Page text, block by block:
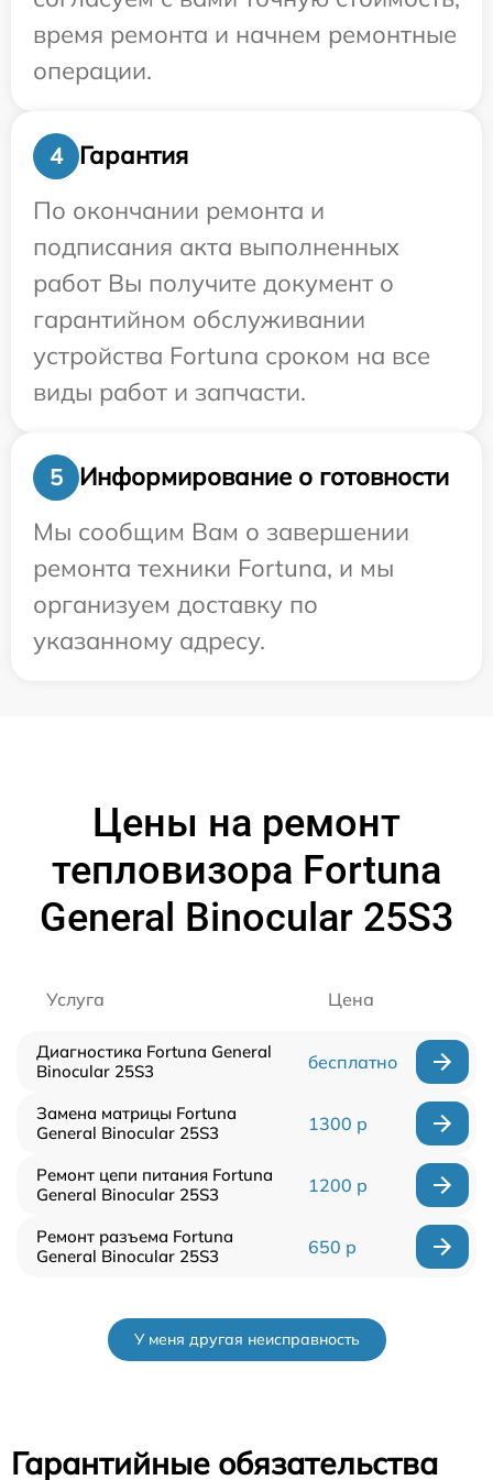
время ремонта и начнем ремонтные
операции.
4
Гарантия
По окончании ремонта и
подписания акта выполненных
работ Вы получите документ о
гарантийном обслуживании
устройства Fortuna сроком на все
виды работ и запчасти.
5
Информирование о готовности
Мы сообщим Вам о завершении
ремонта техники Fortuna, и мы
организуем доставку по
указанному адресу.
Цены на ремонт
тепловизора Fortuna
General Binocular 25S3
Услуга Цена
Диагностика Fortuna General
Binocular 25S3
бесплатно
Замена матрицы Fortuna
General Binocular 25S3
1300 р
Ремонт цепи питания Fortuna
General Binocular 25S3
1200 р
Ремонт разъема Fortuna
General Binocular 25S3
650 р
У меня другая неисправность
Гарантийные обязательства